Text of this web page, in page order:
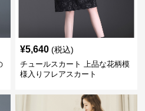
¥5,640 (税込)
チュールスカート 上品な花柄模
様入りフレアスカート